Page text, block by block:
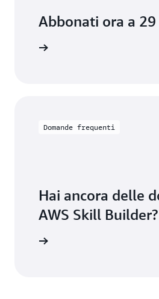
Abbonati ora a 29
Domande frequenti
Hai ancora delle
AWS Skill Builder?